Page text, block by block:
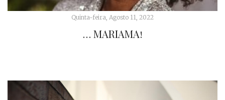
Quinta-feira, Agosto 11, 2022
… MARIAMA!